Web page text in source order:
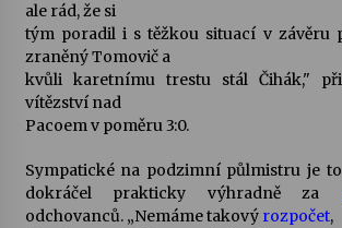
Varhanní recitál Michala
Želiv
3. 7. 2026
Petr Adamec – Malovaný svět
ale rád, že si
tým poradil i s těžkou situací v závěru
zraněný Tomovič a
kvůli karetnímu trestu stál Čihák,"
vítězství nad
Pacoem v poměru 3:0.
Sympatické na podzimní půlmistru je
dokráčel prakticky výhradně za
odchovanců. „Nemáme takový rozpočet,